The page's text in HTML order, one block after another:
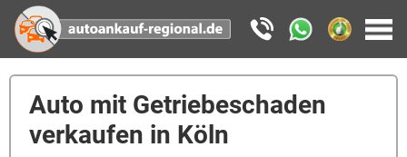
Auto mit Getriebeschaden
verkaufen in Köln